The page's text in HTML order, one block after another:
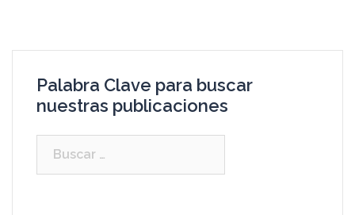
Palabra Clave para buscar
nuestras publicaciones